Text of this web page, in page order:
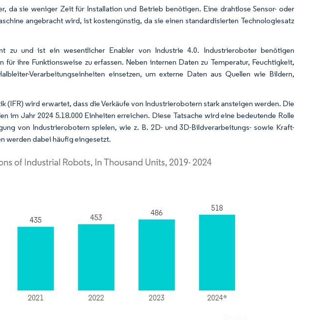
da sie weniger Zeit für Installation und Betrieb benötigen. Eine drahtlose Sensor- oder
angebracht wird, ist kostengünstig, da sie einen standardisierten Technologiesatz
zu und ist ein wesentlicher Enabler von Industrie 4.0. Industrieroboter benötigen
ihre Funktionsweise zu erfassen. Neben internen Daten zu Temperatur, Feuchtigkeit,
Verarbeitungseinheiten einsetzen, um externe Daten aus Quellen wie Bildern,
(IFR) wird erwartet, dass die Verkäufe von Industrierobotern stark ansteigen werden. Die
im Jahr 2024 5.18.000 Einheiten erreichen. Diese Tatsache wird eine bedeutende Rolle
von Industrierobotern spielen, wie z. B. 2D- und 3D-Bildverarbeitungs- sowie Kraft-
werden dabei häufig eingesetzt.